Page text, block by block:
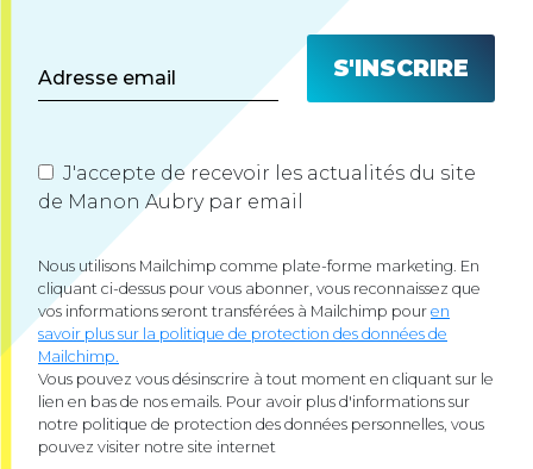
J'accepte de recevoir les actualités du site
de Manon Aubry par email
Nous utilisons Mailchimp comme plate-forme marketing. En
cliquant ci-dessus pour vous abonner, vous reconnaissez que
vos informations seront transférées à Mailchimp pour en
savoir plus sur la politique de protection des données de
Mailchimp.
Vous pouvez vous désinscrire à tout moment en cliquant sur le
lien en bas de nos emails. Pour avoir plus d'informations sur
notre politique de protection des données personnelles, vous
pouvez visiter notre site internet